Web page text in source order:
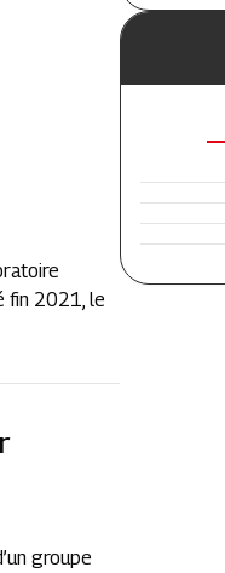
fin 2021, le
groupe